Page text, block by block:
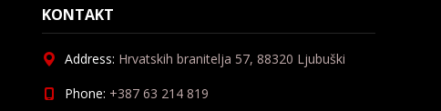
KONTAKT
Address: Hrvatskih branitelja 57, 88320 Ljubuški
Phone: +387 63 214 819